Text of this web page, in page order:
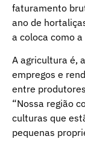
faturamento
ano de
a coloca como
A agricultura é,
empregos e
entre
“Nossa região
culturas que
pequenas